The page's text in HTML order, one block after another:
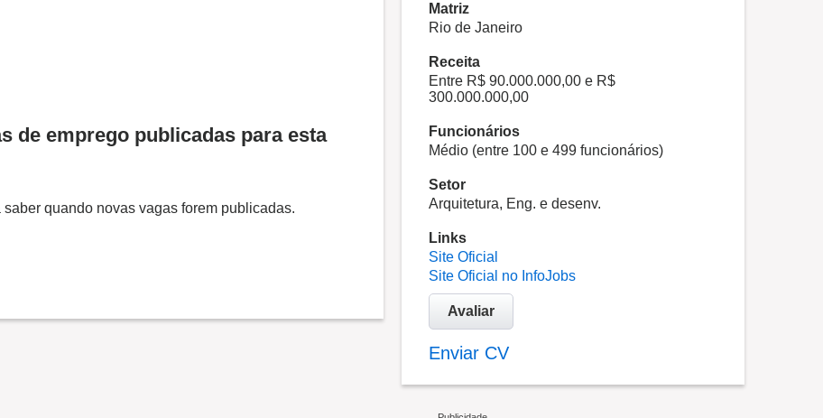
de emprego publicadas para esta
quando novas vagas forem publicadas.
Matriz
Rio de Janeiro
Receita
Entre R$ 90.000.000,00 e R$
300.000.000,00
Funcionários
Médio (entre 100 e 499 funcionários)
Setor
Arquitetura, Eng. e desenv.
Links
Site Oficial
Site Oficial no InfoJobs
Avaliar
Enviar CV